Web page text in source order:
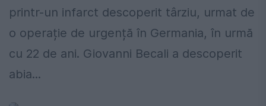
printr-un infarct descoperit târziu, urmat de
o operație de urgență în Germania, în urmă
cu 22 de ani. Giovanni Becali a descoperit
abia...